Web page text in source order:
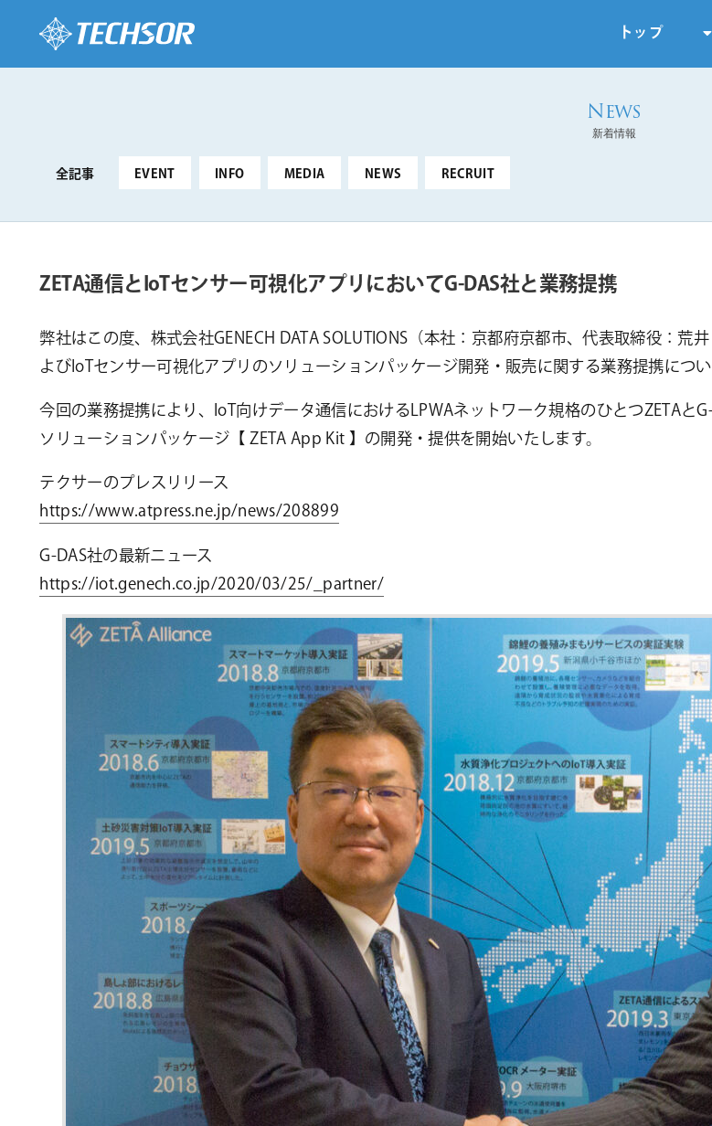
トップ
新着情報
全記事 EVENT INFO MEDIA NEWS RECRUIT
ZETA通信とIoTセンサー可視化アプリにおいてG-DAS社と業務提携
弊社はこの度、株式会社GENECH DATA SOLUTIONS（本社：京都府京都市、代表取締役：
よびIoTセンサー可視化アプリのソリューションパッケージ開発・販売に関する業務提携につい
今回の業務提携により、IoT向けデータ通信におけるLPWAネットワーク規格のひとつZETA
ソリューションパッケージ【 ZETA App Kit 】の開発・提供を開始いたします。
テクサーのプレスリリース
https://www.atpress.ne.jp/news/208899
G-DAS社の最新ニュース
https://iot.genech.co.jp/2020/03/25/_partner/